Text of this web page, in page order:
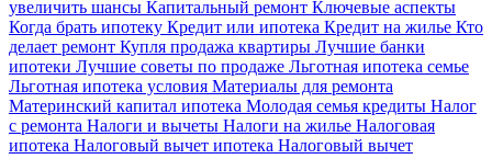
увеличить шансы Капитальный ремонт Ключевые аспекты
Когда брать ипотеку Кредит или ипотека Кредит на жилье Кто
делает ремонт Купля продажа квартиры Лучшие банки
ипотеки Лучшие советы по продаже Льготная ипотека семье
Льготная ипотека условия Материалы для ремонта
Материнский капитал ипотека Молодая семья кредиты Налог
с ремонта Налоги и вычеты Налоги на жилье Налоговая
ипотека Налоговый вычет ипотека Налоговый вычет